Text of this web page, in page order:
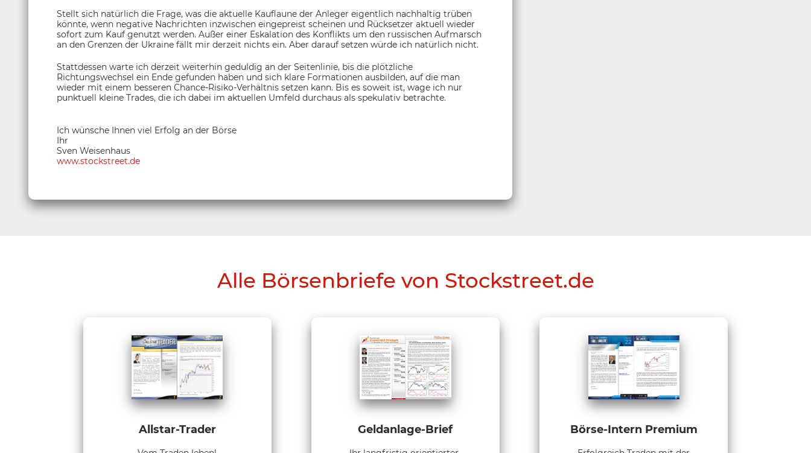
Stellt sich natürlich die Frage, was die aktuelle Kauflaune der Anleger eigentlich nachhaltig trüben
könnte, wenn negative Nachrichten inzwischen eingepreist scheinen und Rücksetzer aktuell wieder
sofort zum Kauf genutzt werden. Außer einer Eskalation des Konflikts um den russischen Aufmarsch
an den Grenzen der Ukraine fällt mir derzeit nichts ein. Aber darauf setzen würde ich natürlich nicht.
Stattdessen warte ich derzeit weiterhin geduldig an der Seitenlinie, bis die plötzliche
Richtungswechsel ein Ende gefunden haben und sich klare Formationen ausbilden, auf die man
wieder mit einem besseren Chance-Risiko-Verhältnis setzen kann. Bis es soweit ist, wage ich nur
punktuell kleine Trades, die ich dabei im aktuellen Umfeld durchaus als spekulativ betrachte.
Ich wünsche Ihnen viel Erfolg an der Börse
Ihr
Sven Weisenhaus
www.stockstreet.de
Alle Börsenbriefe von Stockstreet.de
Allstar-Trader Geldanlage-Brief Börse-Intern Premium